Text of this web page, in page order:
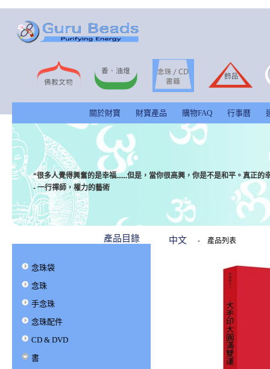
關於財寶 財寶產品 購物FAQ 行事曆
“很多人覺得興奮的是幸福......但是，當你很高興，你是不是和平。真正的
- 一行禪師，權力的藝術
產品目錄
念珠袋
念珠
手念珠
念珠配件
CD & DVD
書
中文 - 產品列表